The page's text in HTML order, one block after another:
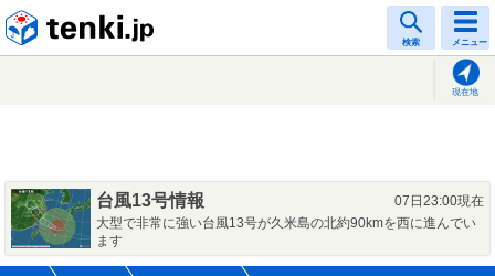
検索 メニュー
現在地
台風13号情報
07日23:00現在
大型で非常に強い台風13号が久米島の北約90kmを西に進んでい
ます